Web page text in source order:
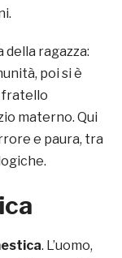
ragazza:
poi si è
fratello
materno. Qui
e paura, tra
. L’uomo,